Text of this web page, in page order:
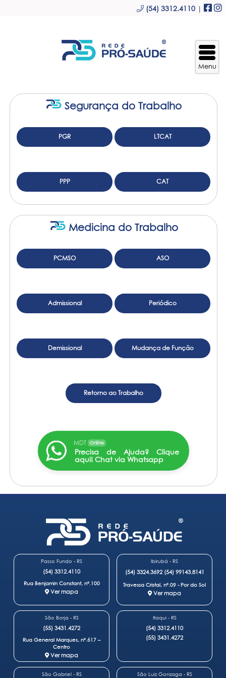
(54) 3312.4110 |
Segurança do Trabalho
PGR LTCAT
PPP CAT
Medicina do Trabalho
PCMSO ASO
Admissional Periódico
Demissional Mudança de Função
Retorno ao Trabalho
MDT Online
Precisa de Ajuda? Clique
aqui! Chat via Whatsapp
Passo Fundo - RS
(54) 3312.4110
Rua Benjamin Constant, nº.100
Ver mapa
Ibirubá - RS
(54) 3324.3692 (54) 99143.8141
Travessa Cristal, nº.09 - Por do Sol
Ver mapa
São Borja - RS
(55) 3431.4272
Rua General Marques, nº.617 –
Centro
Ver mapa
Itaqui - RS
(54) 3312.4110
(55) 3431.4272
São Gabriel - RS São Luiz Gonzaga - RS